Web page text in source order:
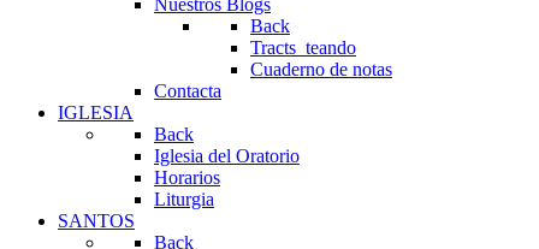
Nuestros Blogs
Back
Tracts_teando
Cuaderno de notas
Contacta
IGLESIA
Back
Iglesia del Oratorio
Horarios
Liturgia
SANTOS
Back